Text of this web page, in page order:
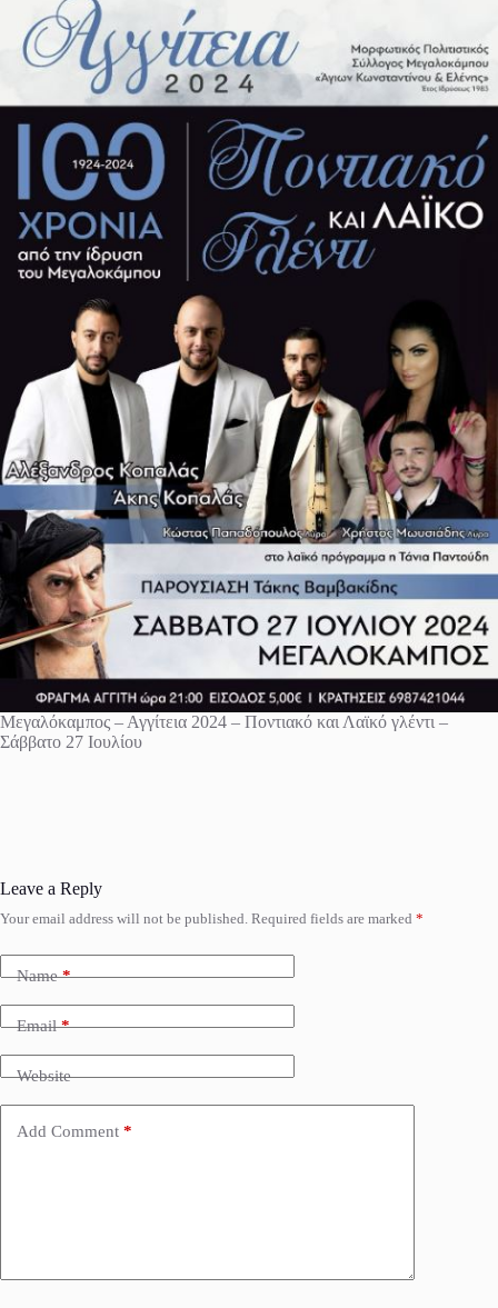
Μεγαλόκαμπος – Αγγίτεια 2024 – Ποντιακό και Λαϊκό γλέντι –
Σάββατο 27 Ιουλίου
Leave a Reply
Your email address will not be published. Required fields are marked *
Name*
Email*
Website
Add Comment *